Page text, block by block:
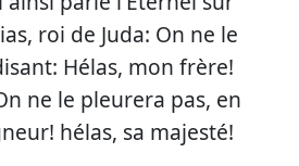
roi de Juda: On ne le
Hélas, mon frère!
ne le pleurera pas, en
hélas, sa majesté!